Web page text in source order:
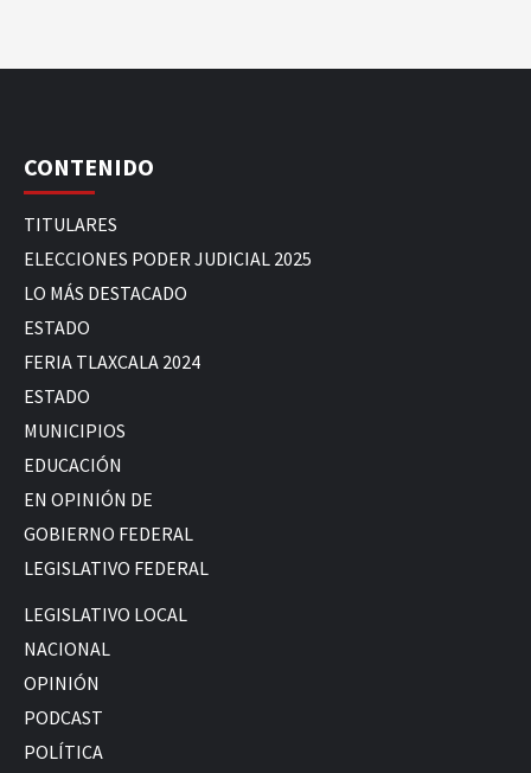
CONTENIDO
TITULARES
ELECCIONES PODER JUDICIAL 2025
LO MÁS DESTACADO
ESTADO
FERIA TLAXCALA 2024
ESTADO
MUNICIPIOS
EDUCACIÓN
EN OPINIÓN DE
GOBIERNO FEDERAL
LEGISLATIVO FEDERAL
LEGISLATIVO LOCAL
NACIONAL
OPINIÓN
PODCAST
POLÍTICA